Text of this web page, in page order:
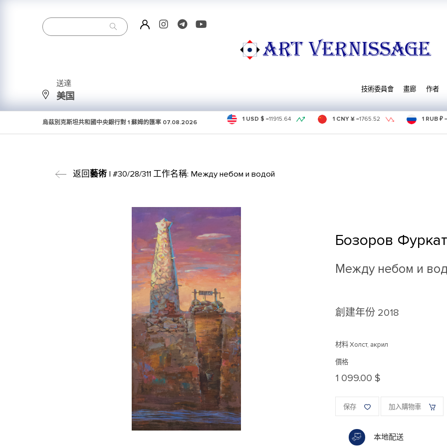
ART VERNISSAGE
送達
美国
技術委員會 畫廊 作者
烏茲別克斯坦共和國中央銀行對 1 蘇姆的匯率 07.08.2026 1 USD $ =11915.64 1 CNY ¥ =1765.52 1 RUB ₽ =
返回藝術| #30/28/311 工作名稱: Между небом и водой
Бозоров
Между небом и
創建年份 2018
材料 Холст, акрил
價格
1 099.00 $
保存 加入購物車
本地配送